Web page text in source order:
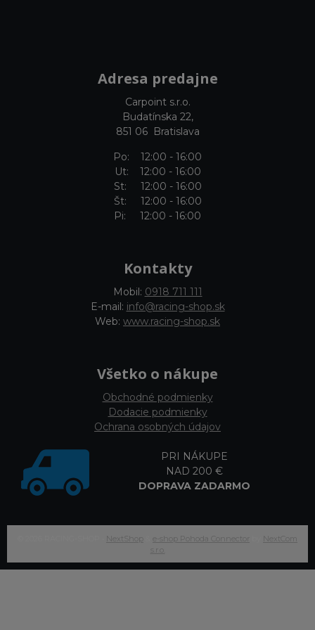
Adresa predajne
Carpoint s.r.o.
Budatínska 22,
851 06 Bratislava
Po: 12:00 - 16:00
Ut: 12:00 - 16:00
St: 12:00 - 16:00
Št: 12:00 - 16:00
Pi: 12:00 - 16:00
Kontakty
Mobil: 0918 711 111
E-mail: info@racing-shop.sk
Web: www.racing-shop.sk
Všetko o nákupe
Obchodné podmienky
Dodacie podmienky
Ochrana osobných údajov
PRI NÁKUPE
NAD 200 €
DOPRAVA ZADARMO
NextShop e-shop Pohoda Connector
NextCom